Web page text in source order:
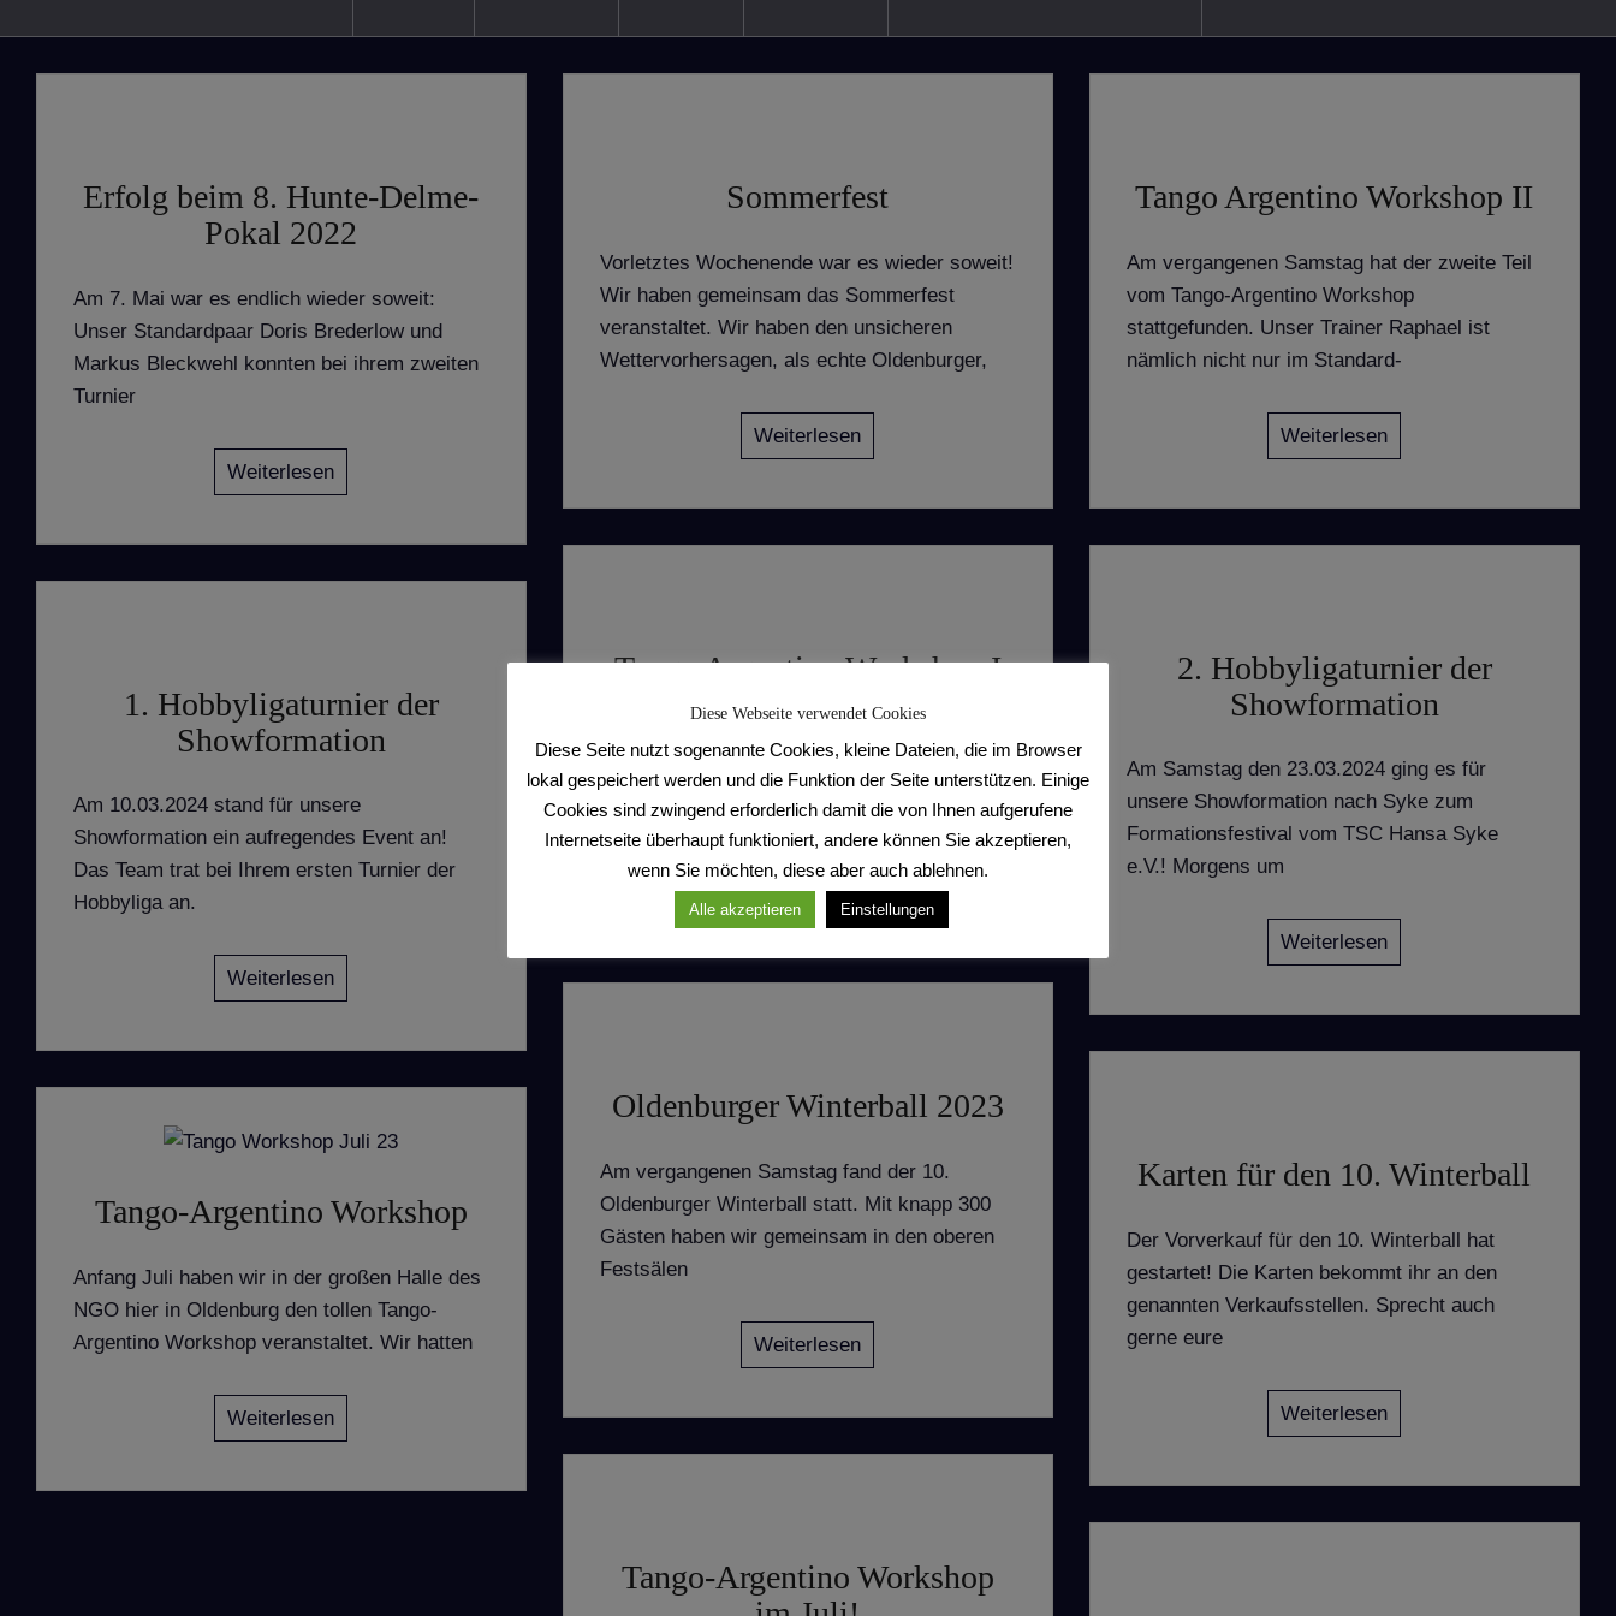
Erfolg beim 8. Hunte-Delme-
Pokal 2022
Am 7. Mai war es endlich wieder soweit:
Unser Standardpaar Doris Brederlow und
Markus Bleckwehl konnten bei ihrem zweiten
Turnier
Weiterlesen
Sommerfest
Vorletztes Wochenende war es wieder soweit!
Wir haben gemeinsam das Sommerfest
veranstaltet. Wir haben den unsicheren
Wettervorhersagen, als echte Oldenburger,
Weiterlesen
Tango Argentino Workshop II
Am vergangenen Samstag hat der zweite Teil
vom Tango-Argentino Workshop
stattgefunden. Unser Trainer Raphael ist
nämlich nicht nur im Standard-
Weiterlesen
Tango Argentino Workshop I
soweit – der Tango Argentino-Workshop geht
in die 2. Runde. Wir freuen uns
Weiterlesen
2. Hobbyligaturnier der
Showformation
Am Samstag den 23.03.2024 ging es für
unsere Showformation nach Syke zum
Formationsfestival vom TSC Hansa Syke
e.V.! Morgens um
Weiterlesen
1. Hobbyligaturnier der
Showformation
Am 10.03.2024 stand für unsere
Showformation ein aufregendes Event an!
Das Team trat bei Ihrem ersten Turnier der
Hobbyliga an.
Weiterlesen
Oldenburger Winterball 2023
Am vergangenen Samstag fand der 10.
Oldenburger Winterball statt. Mit knapp 300
Gästen haben wir gemeinsam in den oberen
Festsälen
Weiterlesen
Karten für den 10. Winterball
Der Vorverkauf für den 10. Winterball hat
gestartet! Die Karten bekommt ihr an den
genannten Verkaufsstellen. Sprecht auch
gerne eure
Weiterlesen
Tango-Argentino Workshop
Anfang Juli haben wir in der großen Halle des
NGO hier in Oldenburg den tollen Tango-
Argentino Workshop veranstaltet. Wir hatten
Weiterlesen
Tango-Argentino Workshop
Diese Webseite verwendet Cookies
Diese Seite nutzt sogenannte Cookies, kleine Dateien, die im Browser
lokal gespeichert werden und die Funktion der Seite unterstützen. Einige
Cookies sind zwingend erforderlich damit die von Ihnen aufgerufene
Internetseite überhaupt funktioniert, andere können Sie akzeptieren,
wenn Sie möchten, diese aber auch ablehnen.
Alle akzeptieren Einstellungen